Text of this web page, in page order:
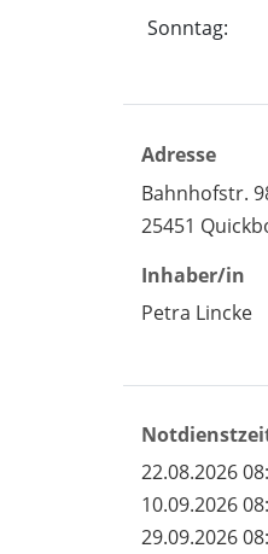
Sonntag:
Adresse
Bahnhofstr.
25451
Inhaber/in
Petra Lincke
22.08.2026
10.09.2026
29.09.2026